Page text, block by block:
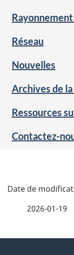
Réseau
Nouvelles
Archives de la
Ressources
Contactez-
D
2026-01-19